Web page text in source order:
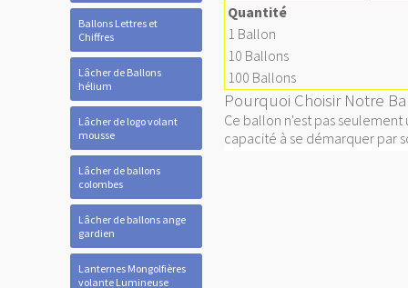
Ballons Lettres et
Chiffres
Lâcher de Ballons
hélium
Lâcher de logo volant
mousse
Lâcher de ballons
colombes
Lâcher de ballons ange
gardien
Lanternes Mongolfières
volante Lumineuse
Quantité
1 Ballon
10 Ballons
100 Ballons
Pourquoi Choisir Notre
Ce ballon n'est pas
capacité à se démarquer par